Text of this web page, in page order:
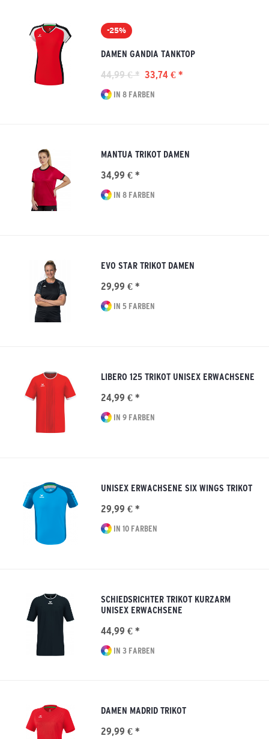
-25%
DAMEN GANDIA TANKTOP
44,99 € * 33,74 € *
IN 8 FARBEN
MANTUA TRIKOT DAMEN
34,99 € *
IN 8 FARBEN
EVO STAR TRIKOT DAMEN
29,99 € *
IN 5 FARBEN
LIBERO 125 TRIKOT UNISEX ERWACHSENE
24,99 € *
IN 9 FARBEN
UNISEX ERWACHSENE SIX WINGS TRIKOT
29,99 € *
IN 10 FARBEN
SCHIEDSRICHTER TRIKOT KURZARM
UNISEX ERWACHSENE
44,99 € *
IN 3 FARBEN
DAMEN MADRID TRIKOT
29,99 € *